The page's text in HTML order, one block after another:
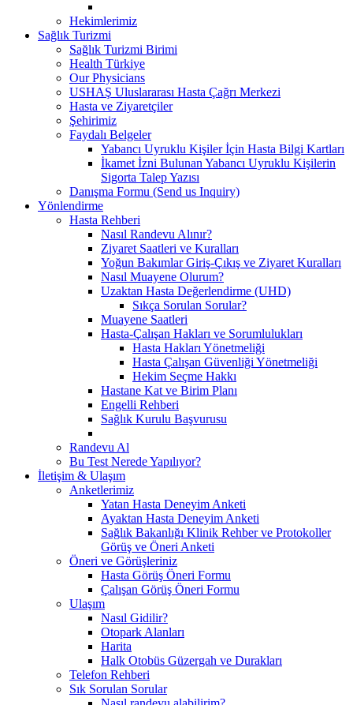
Hekimlerimiz
Sağlık Turizmi
Sağlık Turizmi Birimi
Health Türkiye
Our Physicians
USHAŞ Uluslararası Hasta Çağrı Merkezi
Hasta ve Ziyaretçiler
Şehirimiz
Faydalı Belgeler
Yabancı Uyruklu Kişiler İçin Hasta Bilgi Kartları
İkamet İzni Bulunan Yabancı Uyruklu Kişilerin
Sigorta Talep Yazısı
Danışma Formu (Send us Inquiry)
Yönlendirme
Hasta Rehberi
Nasıl Randevu Alınır?
Ziyaret Saatleri ve Kuralları
Yoğun Bakımlar Giriş-Çıkış ve Ziyaret Kuralları
Nasıl Muayene Olurum?
Uzaktan Hasta Değerlendirme (UHD)
Sıkça Sorulan Sorular?
Muayene Saatleri
Hasta-Çalışan Hakları ve Sorumlulukları
Hasta Hakları Yönetmeliği
Hasta Çalışan Güvenliği Yönetmeliği
Hekim Seçme Hakkı
Hastane Kat ve Birim Planı
Engelli Rehberi
Sağlık Kurulu Başvurusu
Randevu Al
Bu Test Nerede Yapılıyor?
İletişim & Ulaşım
Anketlerimiz
Yatan Hasta Deneyim Anketi
Ayaktan Hasta Deneyim Anketi
Sağlık Bakanlığı Klinik Rehber ve Protokoller
Görüş ve Öneri Anketi
Öneri ve Görüşleriniz
Hasta Görüş Öneri Formu
Çalışan Görüş Öneri Formu
Ulaşım
Nasıl Gidilir?
Otopark Alanları
Harita
Halk Otobüs Güzergah ve Durakları
Telefon Rehberi
Sık Sorulan Sorular